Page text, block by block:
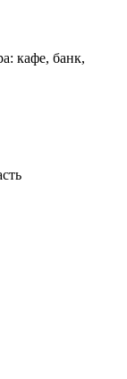
кафе, банк,